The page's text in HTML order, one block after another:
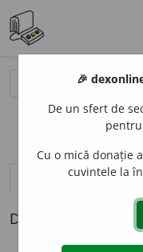
definiții (1)
Definiția cu ID-ul
🎉
De un sfert de
Cu o mică donație
cuvintele la